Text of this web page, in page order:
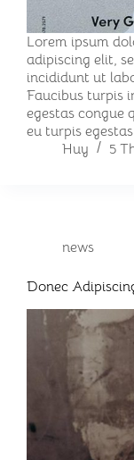
Lorem ipsum
adipiscing elit,
incididunt ut
Faucibus turpis
egestas congue
eu turpis
Huy
5
news
Donec